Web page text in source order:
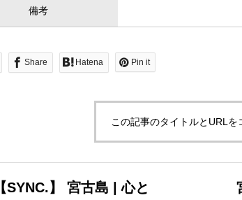
備考
Share Hatena Pin it
この記事のタイトルとURLを
【SYNC.】 宮古島 | 心と